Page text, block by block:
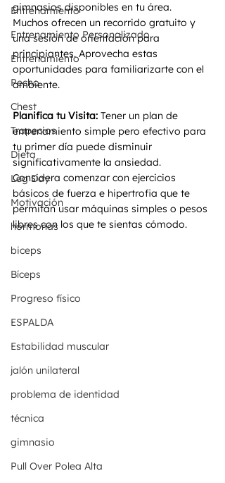
Entrenamiento
Entrenamiento Personalizado
Entrenamiento
Pecho
Chest
Trapecios
Dieta
Leg Day
Motivación
hormonas
biceps
Bíceps
Progreso físico
ESPALDA
Estabilidad muscular
jalón unilateral
problema de identidad
técnica
gimnasio
Pull Over Polea Alta
gimnasios disponibles en tu área.
Muchos ofrecen un recorrido gratuito y
una sesión de orientación para
principiantes. Aprovecha estas
oportunidades para familiarizarte con el
ambiente.
Planifica tu Visita: Tener un plan de
entrenamiento simple pero efectivo para
tu primer día puede disminuir
significativamente la ansiedad.
Considera comenzar con ejercicios
básicos de fuerza e hipertrofia que te
permitan usar máquinas simples o pesos
libres con los que te sientas cómodo.